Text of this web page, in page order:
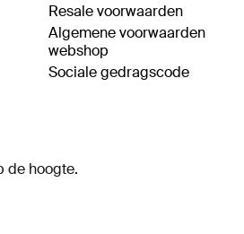
Resale voorwaarden
Algemene voorwaarden
webshop
Sociale gedragscode
de hoogte.